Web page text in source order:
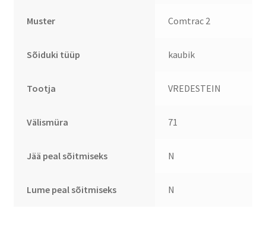
Muster Comtrac 2
Sõiduki tüüp kaubik
Tootja VREDESTEIN
Välismüra 71
Jää peal sõitmiseks N
Lume peal sõitmiseks N